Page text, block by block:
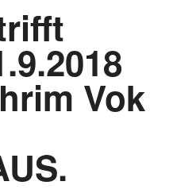
Vok